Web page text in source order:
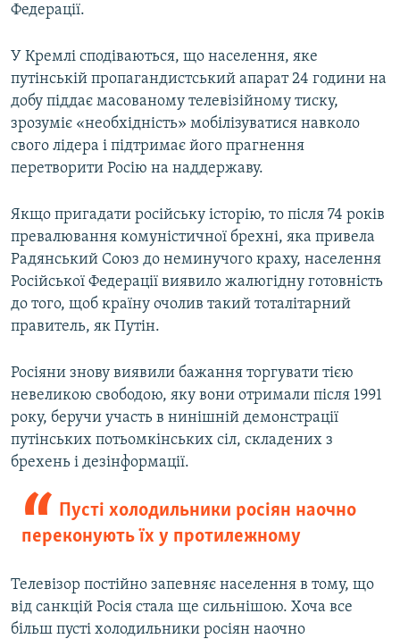
Федерації.
У Кремлі сподіваються, що населення, яке
путінській пропагандистський апарат 24 години на
добу піддає масованому телевізійному тиску,
зрозуміє «необхідність» мобілізуватися навколо
свого лідера і підтримає його прагнення
перетворити Росію на наддержаву.
Якщо пригадати російську історію, то після 74 років
превалювання комуністичної брехні, яка привела
Радянський Союз до неминучого краху, населення
Російської Федерації виявило жалюгідну готовність
до того, щоб країну очолив такий тоталітарний
правитель, як Путін.
Росіяни знову виявили бажання торгувати тією
невеликою свободою, яку вони отримали після 1991
року, беручи участь в нинішній демонстрації
путінських потьомкінських сіл, складених з
брехень і дезінформації.
Пусті холодильники росіян наочно
переконують їх у протилежному
Телевізор постійно запевняє населення в тому, що
від санкцій Росія стала ще сильнішою. Хоча все
більш пусті холодильники росіян наочно